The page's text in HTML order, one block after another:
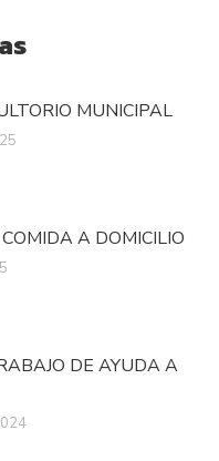
MUNICIPAL
A DOMICILIO
DE AYUDA A